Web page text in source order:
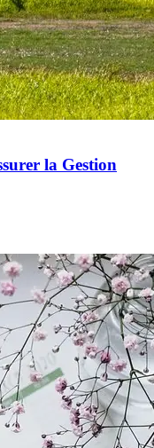
la Gestion